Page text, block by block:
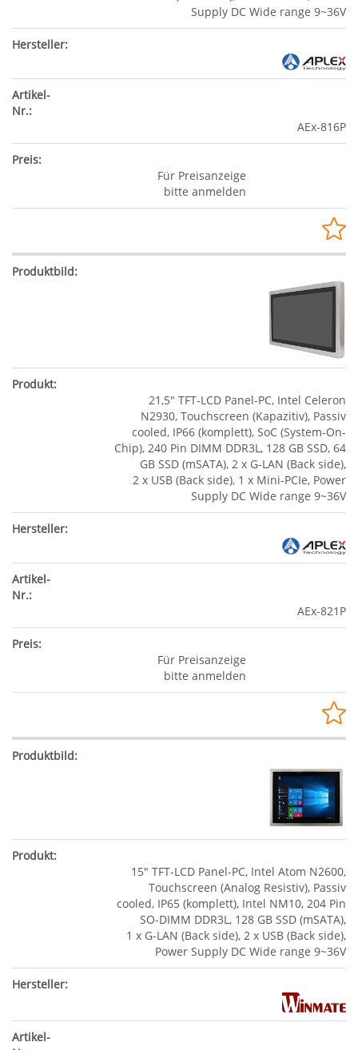
Supply DC Wide range 9~36V
AEx-816P
Für Preisanzeige
bitte anmelden
21,5" TFT-LCD Panel-PC, Intel Celeron
N2930, Touchscreen (Kapazitiv), Passiv
cooled, IP66 (komplett), SoC (System-On-
Chip), 240 Pin DIMM DDR3L, 128 GB SSD, 64
GB SSD (mSATA), 2 x G-LAN (Back side),
2 x USB (Back side), 1 x Mini-PCIe, Power
Supply DC Wide range 9~36V
AEx-821P
Für Preisanzeige
bitte anmelden
15" TFT-LCD Panel-PC, Intel Atom N2600,
Touchscreen (Analog Resistiv), Passiv
cooled, IP65 (komplett), Intel NM10, 204 Pin
SO-DIMM DDR3L, 128 GB SSD (mSATA),
1 x G-LAN (Back side), 2 x USB (Back side),
Power Supply DC Wide range 9~36V